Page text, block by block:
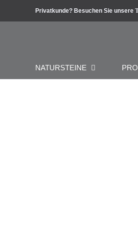
Privatkunde? Besuchen Sie unsere
NATURSTEINE